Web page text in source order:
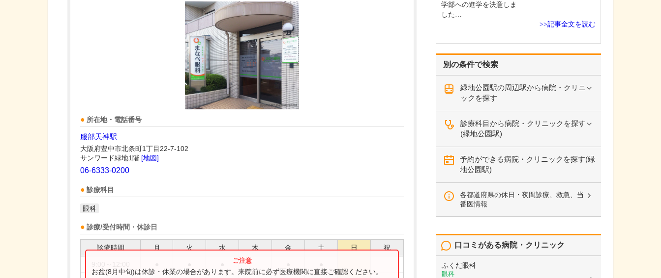
所在地・電話番号
服部天神駅
大阪府豊中市北条町1丁目22-7-102
サンワード緑地1階 [地図]
06-6333-0200
診療科目
眼科
診療/受付時間・休診日
診療時間 月 火 水 木 金 土 日 祝
お盆(8月中旬)は休診・休業の場合があります。来院前に必ず医療機関に直接ご確認ください。
別の条件で検索
緑地公園駅の周辺駅から病院・クリニ
ックを探す
診療科目から病院・クリニックを探す
(緑地公園駅)
予約ができる病院・クリニックを探す(緑
地公園駅)
各都道府県の休日・夜間診療、救急、当
番医情報
口コミがある病院・クリニック
ふくだ眼科
眼科
学部への進学を決意しま
した…
>>記事全文を読む
ずれは呼吸器、…